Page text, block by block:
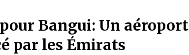
Bangui: Un aéroport
par les Émirats